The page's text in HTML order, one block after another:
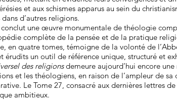
et aux schismes apparus au sein du
d’autres religions.
une œuvre monumentale de théologie
complète de la pensée et de la pratique
en quatre tomes, témoigne de la volonté de
érudits un outil de référence unique, structuré et
des religionsdemeure aujourd’hui encore une
et les théologiens, en raison de l’ampleur de
Le Tome 27, consacré aux dernières lettres
ambitieux.